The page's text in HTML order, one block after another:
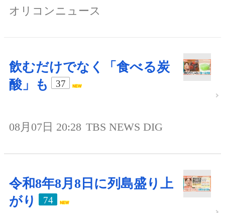
オリコンニュース
飲むだけでなく「食べる炭
酸」も
37
08月07日 20:28 TBS NEWS DIG
令和8年8月8日に列島盛り上
がり
74